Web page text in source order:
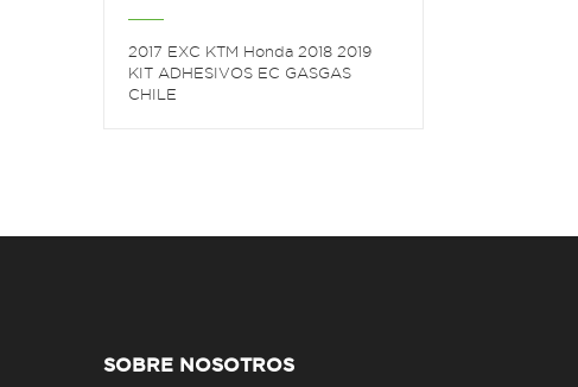
2017 EXC KTM Honda 2018 2019
KIT ADHESIVOS EC GASGAS
CHILE
SOBRE NOSOTROS